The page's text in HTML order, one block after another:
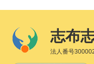
志布
法人番号